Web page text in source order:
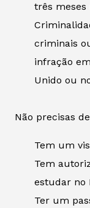
três meses
criminais
infração
Unido ou
Não precisas
Tem um
Tem
estudar no
Ter um